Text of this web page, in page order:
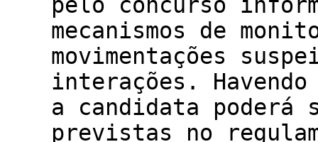
mecanismos de
movimentações
interações.
a candidata poderá
previstas no